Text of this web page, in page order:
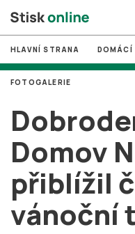
# MUNI
# Brno
# volby
login PŘIHLÁSIT SE
Zapomněli jste heslo?
HLAVNÍ STRANA DOMÁCÍ
Domov
přiblížil
vánoční
FOTOGALERIE